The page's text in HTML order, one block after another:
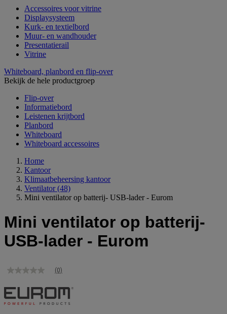
Accessoires voor vitrine
Displaysysteem
Kurk- en textielbord
Muur- en wandhouder
Presentatierail
Vitrine
Whiteboard, planbord en flip-over
Bekijk de hele productgroep
Flip-over
Informatiebord
Leistenen krijtbord
Planbord
Whiteboard
Whiteboard accessoires
Home
Kantoor
Klimaatbeheersing kantoor
Ventilator (48)
Mini ventilator op batterij- USB-lader - Eurom
Mini ventilator op batterij-
USB-lader - Eurom
Geen
Dezelfde
paginalink.
(0)